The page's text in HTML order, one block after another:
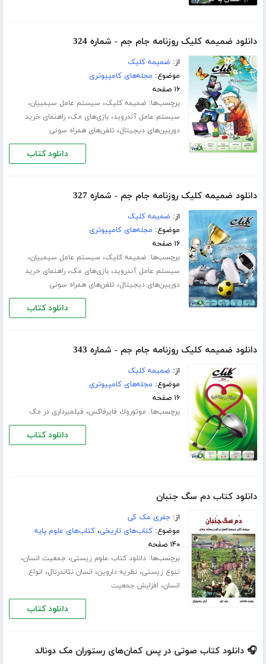
دانلود ضمیمه کلیک روزنامه جام جم - شماره 324
از: ضمیمه کلیک
موضوع: مجله‌های کامپیوتری
۱۶ صفحه
برچسب‌ها:ضمیمه کلیک، سیستم عامل سیمبیان،
سیستم عامل آندروید،بازی‌های مک،راهنمای خرید
دوربین‌های دیجیتال، تلفن‌های همراه سونی
دانلود کتاب
دانلود ضمیمه کلیک روزنامه جام جم - شماره 327
از: ضمیمه کلیک
موضوع: مجله‌های کامپیوتری
۱۶ صفحه
برچسب‌ها:ضمیمه کلیک، سیستم عامل سیمبیان،
سیستم عامل آندروید،بازی‌های مک،راهنمای خرید
دوربین‌های دیجیتال، تلفن‌های همراه سونی
دانلود کتاب
دانلود ضمیمه کلیک روزنامه جام جم - شماره 343
از: ضمیمه کلیک
موضوع: مجله‌های کامپیوتری
۱۶ صفحه
برچسب‌ها: موتورولا، فایرفاکس، فیلمبرداری در مک
دانلود کتاب
دانلود کتاب دم سگ جنبان
از:جفری مک کی
موضوع:کتاب‌های تاریخی،کتاب‌های علوم پایه
۱۴۰ صفحه
برچسب‌ها:دانلود کتاب علوم زیستی، جمعیت انسان،
تنوع زیستی،نظریه داروین، انسان نئاندرتال، انواع
انسان، افزایش جمعیت
دانلود کتاب
🎧 دانلود کتاب صوتی در پس کمان‌های رستوران مک دونالد